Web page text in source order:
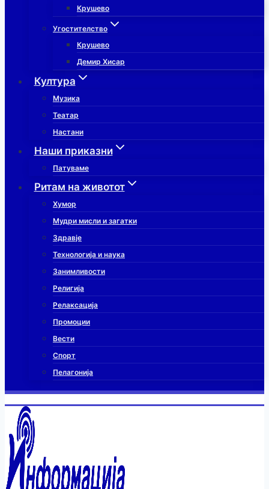
Крушево
Угостителство
Крушево
Демир Хисар
Култура
Музика
Театар
Настани
Наши приказни
Патуваме
Ритам на животот
Хумор
Мудри мисли и загатки
Здравје
Технологија и наука
Занимливости
Религија
Релаксација
Промоции
Вести
Спорт
Пелагонија